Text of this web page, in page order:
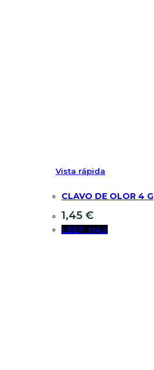
Vista rápida
CLAVO DE OLOR 4 G
1,45 €
LEER MÁS